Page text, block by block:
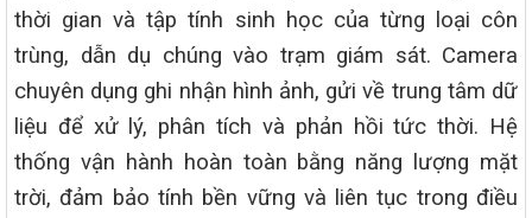
thời gian và tập tính sinh học của từng loại côn
trùng, dẫn dụ chúng vào trạm giám sát. Camera
chuyên dụng ghi nhận hình ảnh, gửi về trung tâm dữ
liệu để xử lý, phân tích và phản hồi tức thời. Hệ
thống vận hành hoàn toàn bằng năng lượng mặt
trời, đảm bảo tính bền vững và liên tục trong điều